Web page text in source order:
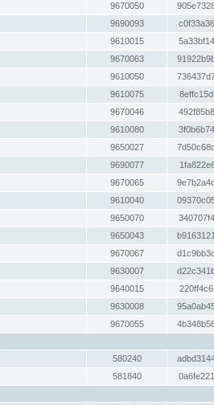
9670050
9690093
9610015
9670063
9610050
9610075
9670046
9610080
9650027
9690077
9670065
9610040
9650070
9650043
9670067
9630007
9640015
9630008
9670055
580240
581840